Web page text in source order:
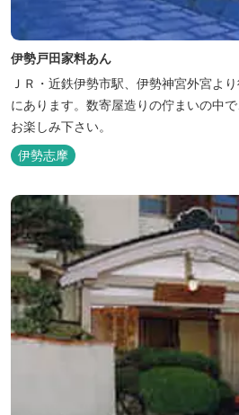
伊勢戸田家料あん
ＪＲ・近鉄伊勢市駅、伊勢神宮外宮よ
にあります。数寄屋造りの佇まいの中
お楽しみ下さい。
伊勢志摩